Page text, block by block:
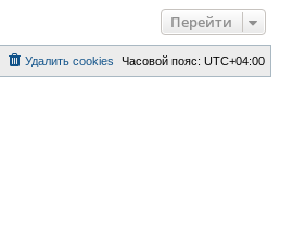
Перейти
Часовой пояс: UTC+04:00
Удалить cookies